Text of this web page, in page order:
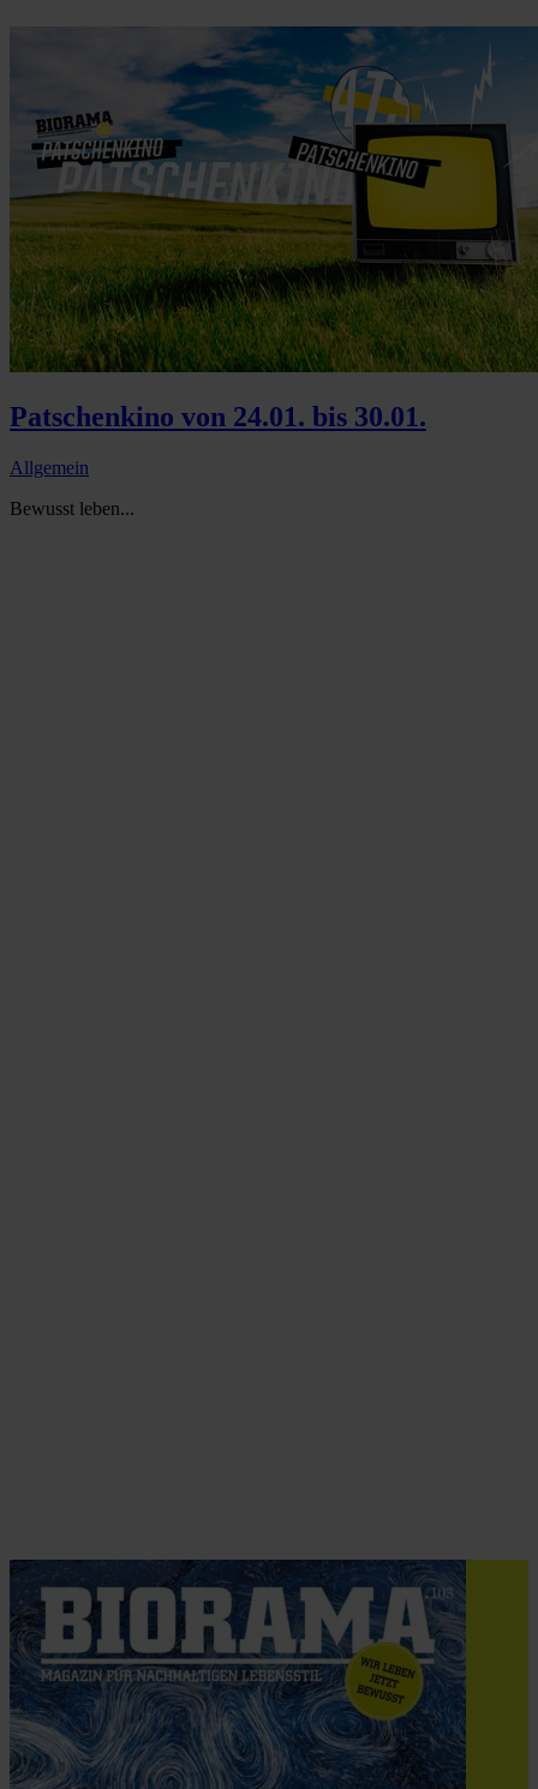
Patschenkino von 24.01. bis 30.01.
Allgemein
Bewusst leben...